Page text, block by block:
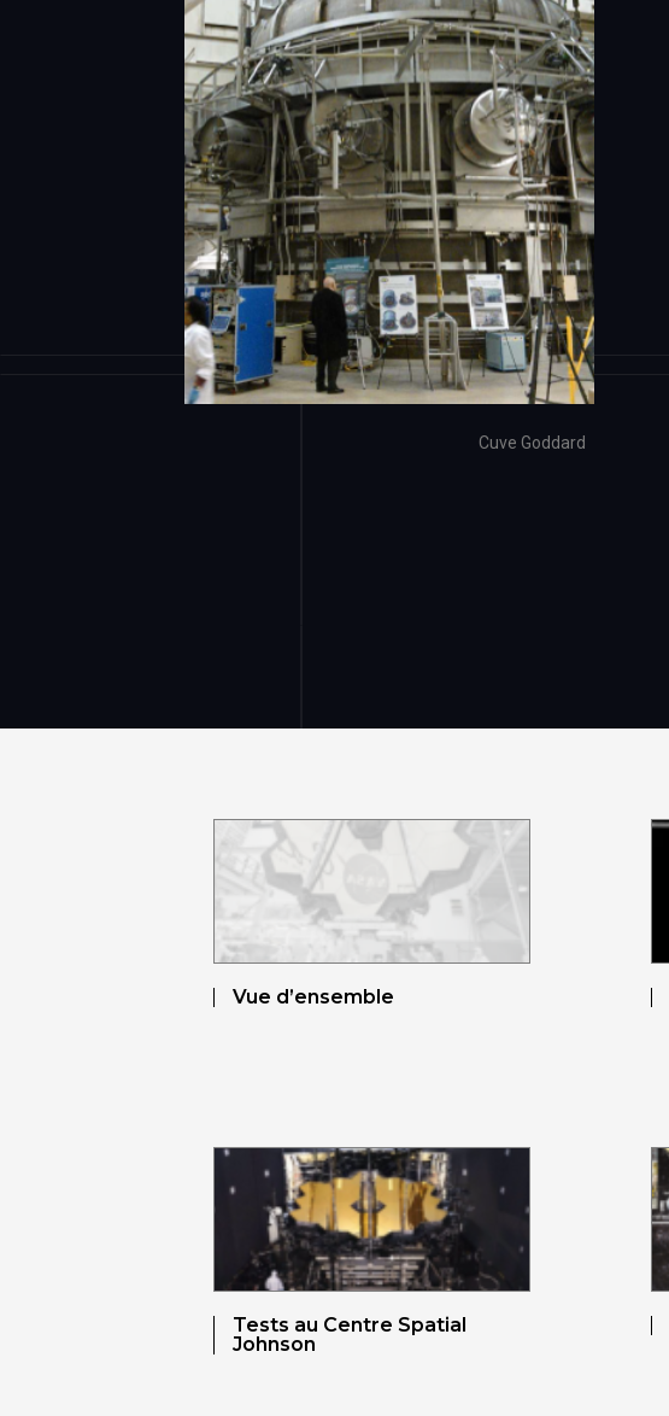
Cuve Goddard
Vue d’ensemble
Tests au Centre Spatial
Johnson